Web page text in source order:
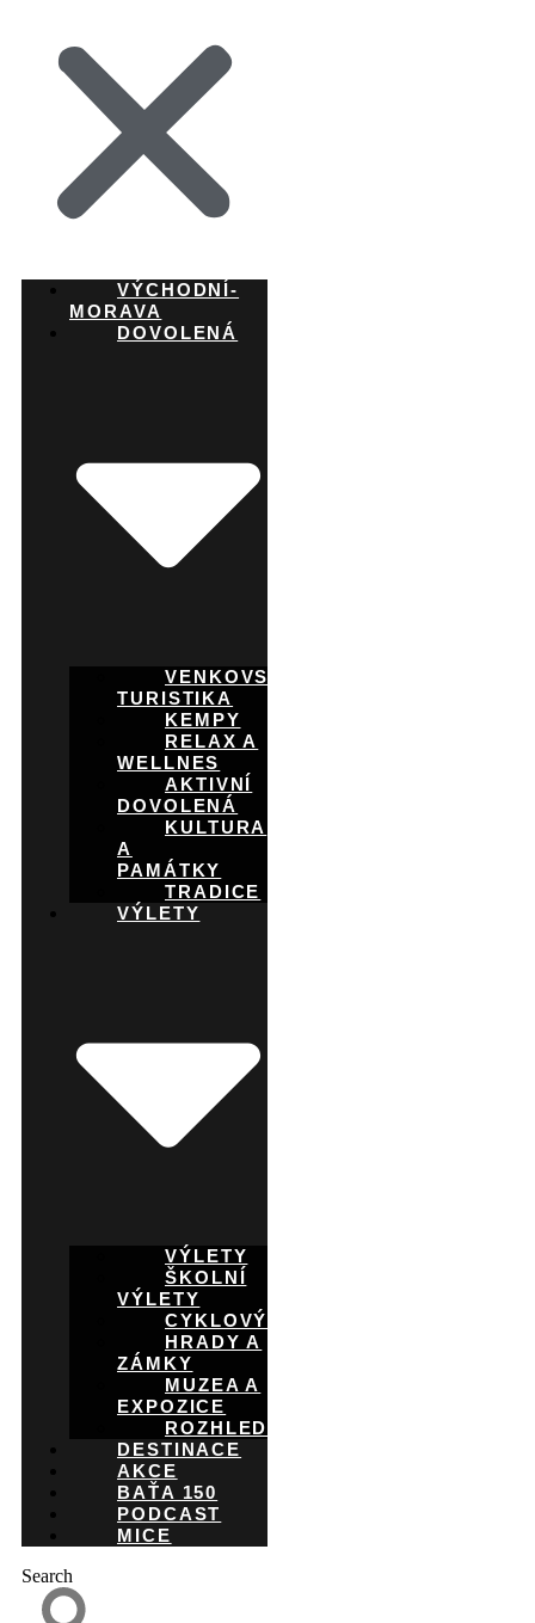
VÝCHODNÍ-
MORAVA
DOVOLENÁ
VENKOVSKÁ
TURISTIKA
KEMPY
RELAX A
WELLNES
AKTIVNÍ
DOVOLENÁ
KULTURA
A
PAMÁTKY
TRADICE
VÝLETY
VÝLETY
ŠKOLNÍ
VÝLETY
CYKLOVÝLETY
HRADY A
ZÁMKY
MUZEA A
EXPOZICE
ROZHLEDNY
DESTINACE
AKCE
BAŤA 150
PODCAST
MICE
Search